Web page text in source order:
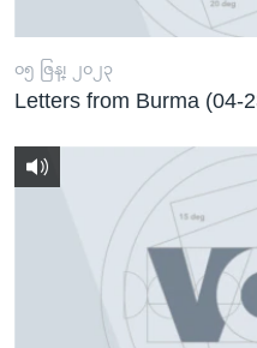
၀၅ ဇြန္၊ ၂၀၂၃
Letters from Burma (04-